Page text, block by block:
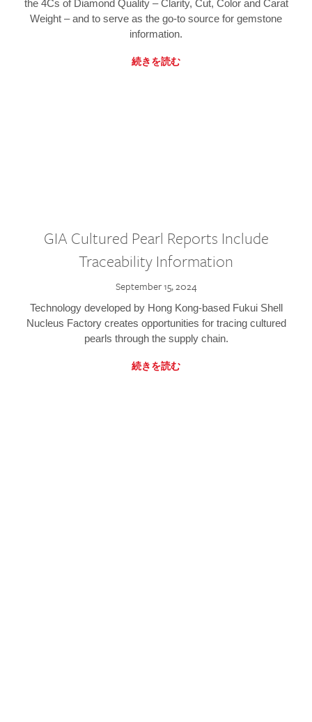
the 4Cs of Diamond Quality – Clarity, Cut, Color and Carat
Weight – and to serve as the go-to source for gemstone
information.
続きを読む
GIA Cultured Pearl Reports Include
Traceability Information
September 15, 2024
Technology developed by Hong Kong-based Fukui Shell
Nucleus Factory creates opportunities for tracing cultured
pearls through the supply chain.
続きを読む